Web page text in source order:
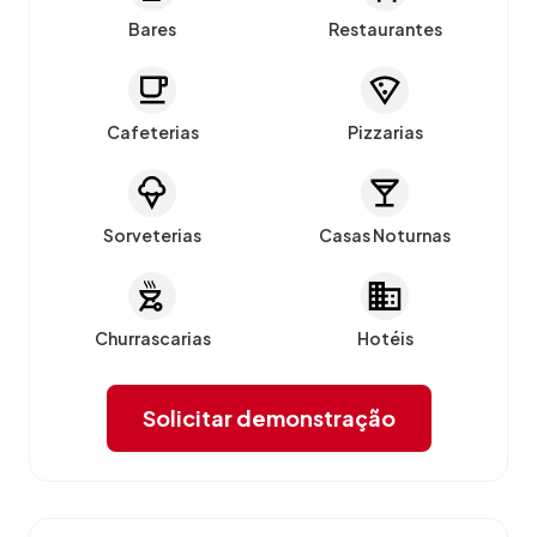
Bares Restaurantes
Cafeterias Pizzarias
Sorveterias Casas Noturnas
Churrascarias Hotéis
Solicitar demonstração